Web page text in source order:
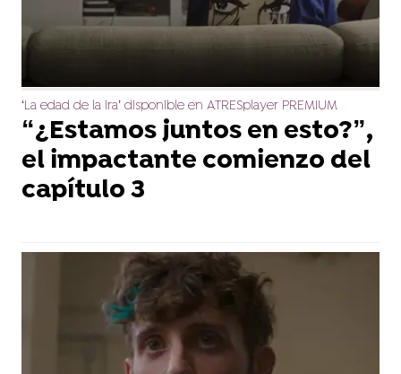
‘La edad de la ira’ disponible en ATRESplayer PREMIUM
“¿Estamos juntos en esto?”,
el impactante comienzo del
capítulo 3